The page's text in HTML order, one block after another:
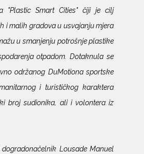
"Plastic Smart Cities" čiji je cilj
i malih gradova u usvajanju mjera
u smanjenju potrošnje plastike
otpadom. Dotaknula se
održanog DuMotiona sportske
i turističkog karaktera
broj sudionika, ali i volontera iz
Lousade Manuel